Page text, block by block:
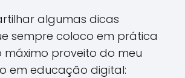
algumas dicas
sempre coloco em prática
proveito do meu
em educação digital: